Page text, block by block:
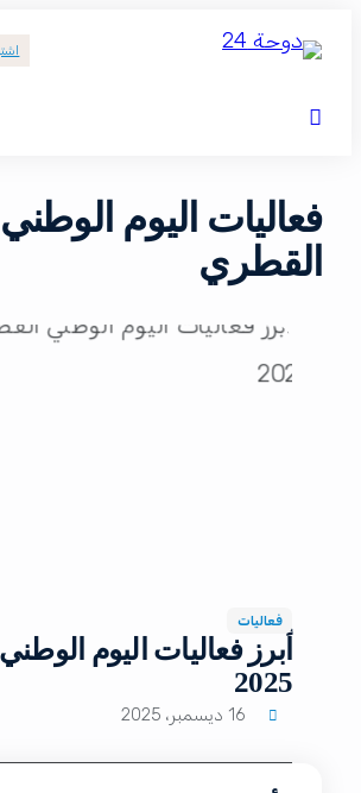
فعاليات اليوم الوطني
القطري
فعاليات
أبرز فعاليات اليوم
2025
16 ديسمبر، 2025